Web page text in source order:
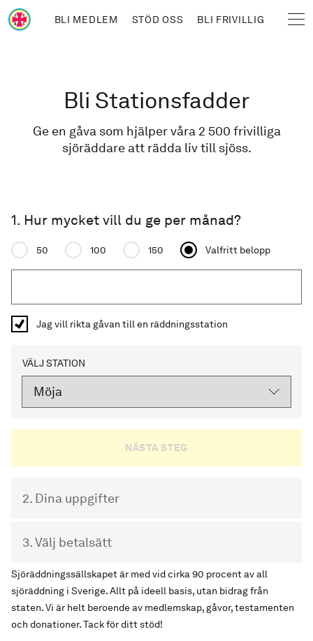
Hoppa till huvudinnehåll
BLI MEDLEM STÖD OSS BLI FRIVILLIG
Bli Stationsfadder
Ge en gåva som hjälper våra 2 500 frivilliga
sjöräddare att rädda liv till sjöss.
1. Hur mycket vill du ge per månad?
Donation amount
50 100 150 Valfritt belopp
Jag vill rikta gåvan till en räddningsstation
VÄLJ STATION
2. Dina uppgifter
3. Välj betalsätt
Sjöräddningssällskapet är med vid cirka 90 procent av all
sjöräddning i Sverige. Allt på ideell basis, utan bidrag från
staten. Vi är helt beroende av medlemskap, gåvor, testamenten
och donationer. Tack för ditt stöd!